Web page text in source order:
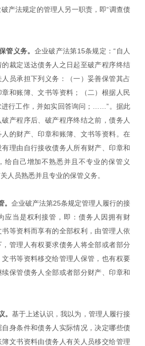
产法规定的管理人另一职责，即“调查债
管义务。 企业破产法第15条规定：“自人
的裁定送达债务人之日起至破产程序终结
员承担下列义务：（一）妥善保管其占
和账簿、文书等资料；（二）根据人民
进行工作，并如实回答询问；……”。据此
产程序后、破产程序终结之前，债务人
的财产、印章和账簿、文书等资料。在
理由自行接收债务人所有财产、印章和
给自己增加不熟悉并且不专业的保管义
人员熟悉并且专业的保管义务。
企业破产法第25条规定管理人履行的接
应当是权利接管，即：债务人因拥有财
等资料而享有的全部权利，由管理人依
管理人有权要求债务人将全部或者部分
书等资料移交给管理人保管，也有权要
保管债务人全部或者部分财产、印章和
基于上述认识，我以为，管理人履行接
身条件和债务人实际情况，决定哪些债
文书资料由债务人有关人员移交给管理